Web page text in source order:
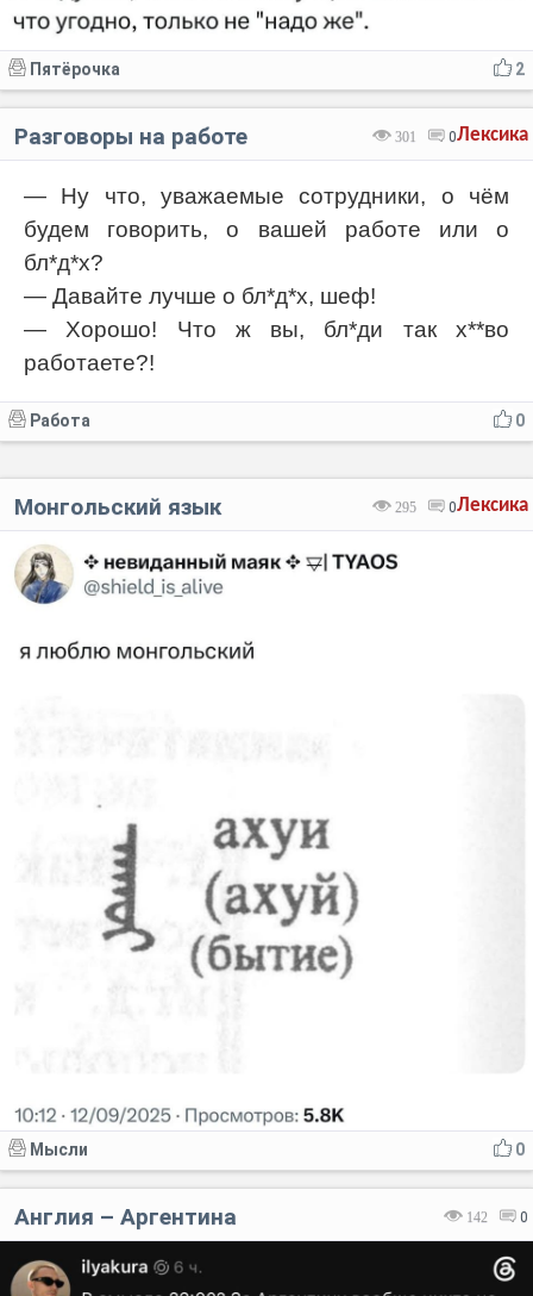
2
Пятёрочка
Лексика
301 0
Разговоры на работе
— Ну что, уважаемые сотрудники, о чём
будем говорить, о вашей работе или о
бл*д*х?
— Давайте лучше о бл*д*х, шеф!
— Хорошо! Что ж вы, бл*ди так х**во
работаете?!
0
Работа
Лексика
295 0
Монгольский язык
0
Мысли
142 0
Англия – Аргентина